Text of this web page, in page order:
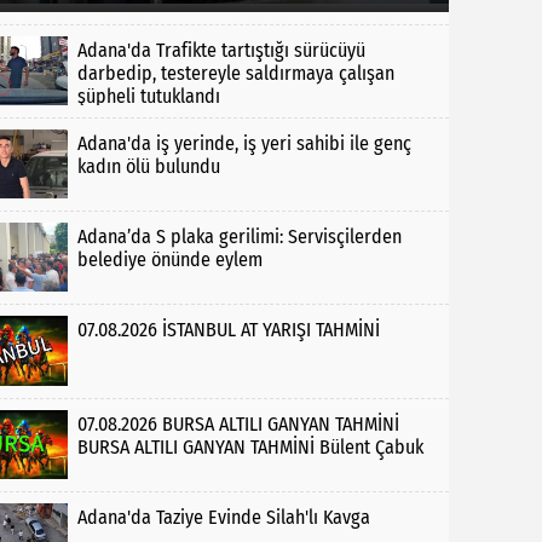
Adana'da Trafikte tartıştığı sürücüyü
darbedip, testereyle saldırmaya çalışan
şüpheli tutuklandı
Adana'da iş yerinde, iş yeri sahibi ile genç
kadın ölü bulundu
Adana’da S plaka gerilimi: Servisçilerden
belediye önünde eylem
07.08.2026 İSTANBUL AT YARIŞI TAHMİNİ
07.08.2026 BURSA ALTILI GANYAN TAHMİNİ
BURSA ALTILI GANYAN TAHMİNİ Bülent Çabuk
Adana'da Taziye Evinde Silah'lı Kavga